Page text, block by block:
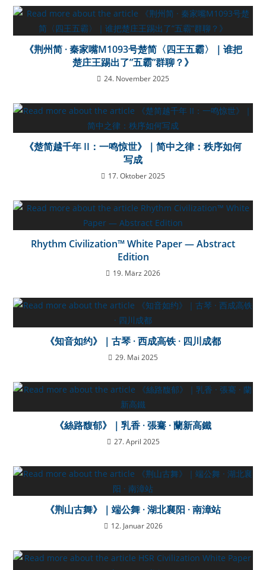
《荆州简 · 秦家嘴M1093号楚简〈四王五霸〉｜谁把
楚庄王踢出了”五霸”群聊？》
24. November 2025
《楚简越千年 II：一鸣惊世》｜简中之律：秩序如何
写成
17. Oktober 2025
Rhythm Civilization™ White Paper — Abstract
Edition
19. März 2026
《知音如约》｜古琴 · 西成高铁 · 四川成都
29. Mai 2025
《絲路馥郁》｜乳香 · 張騫 · 蘭新高鐵
27. April 2025
《荆山古舞》｜端公舞 · 湖北襄阳 · 南漳站
12. Januar 2026